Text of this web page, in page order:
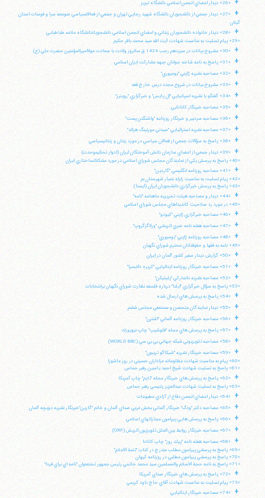
«26» ديدار اعضاي انجمن اسلامي دانشگاه تبريز
+
«27» ديدار جمعي از دانشجويان دانشگاه شهيد رجايي تهران و جمعي از فعالانسياسي صومعه سرا و فومنات استان
گيلان
+
«28» ديدار خانواده دانشجويان زنداني و اعضاي انجمن اسلامي دانشجوياندانشگاه علامه طباطبايي
«29» پيام تسليت به مناسبت شهادت آيت الله سيد محمد باقر حكيم
+ «30» مشروح بيانات در سيزدهم رجب 1424 ق سالروز ولادت با سعادت مولااميرالمؤمنين حضرت علي (ع)
+ «31» پاسخ به نامه شاخه جوانان جبهه مشاركت ايران اسلامي
+ «32» مصاحبه نشريه ژاپني "يوميوري"
+ «33» مشروح بيانات در شروع مجدد درس خارج فقه
+ «34» گفتگو با نشريه اسپانيايي "ال پايس" و خبرگزاري "رويترز"
+ «35» مصاحبه خبرنگار كانادايي
+ «36» مصاحبه سردبير و خبرنگار روزنامه "واشنگتن پست"
+ «37» مصاحبه نشريه استراليايي "سيدني مورنينگ هرالد"
+ «38» پاسخ به سؤالات جمعي از فعالان سياسي در مورد زندان و زندانيسياسي
+
«39» ديدار جمعي از اعضاي سازمان دانش آموختگان ايران (ادوار تحكيموحدت)
«40» پاسخ به پرسش يكي از نمايندگان مجلس شوراي اسلامي در مورد مشكلاتساختاري ايران
+
«41» مصاحبه روزنامه انگليسي "گاردين"
«42» پيام تسليت به مناسبت زلزله غمبار شهرستان بم
«43» پاسخ به پرسش خبرگزاري دانشجويان ايران (ايسنا)
+
«44» ديدار و مصاحبه هيئت تحريريه ماهنامه "نامه"
«45» در مورد رد صلاحيت كانديداهاي مجلس شوراي اسلامي
+ «46» مصاحبه خبرگزاري ژاپني "كيودو"
+ «47» مصاحبه هفته نامه خبري اتريشي "ورلاگزگروپ"
+
«48» مصاحبه روزنامه ژاپني "يوميوري"
«49» نامه به فقها و حقوقدانان محترم شوراي نگهبان
+ «50» گزارش ديدار سفير كشور آلمان در ايران
+ «51» مصاحبه خبرنگار روزنامه ايتاليايي "كريره دلايسرا"
+
«52» مصاحبه نشريه دانماركي "پليتيكن"
«53» پاسخ به سؤال خبرگزاري "ايلنا" درباره فلسفه نظارت شوراي نگهبان برانتخابات
+ «54» پاسخ به پرسش هاي ارسال شده
+ «55» ديدار نمايندگان متحصن و مستعفي مجلس ششم
+ «56» مصاحبه خبرنگار روزنامه آلماني "اشترن"
+ «57» پاسخ به پرسش هاي مجله "فلوشيپ" چاپ نيويورك
+ «58» مصاحبه تلويزيوني شبكه جهاني بي بي سي (WORLD BBC)
+
«59» مصاحبه خبرنگار نشريه "شيكاگو تريبون"
«60» پيام به مناسبت شهادت مظلومانه عزاداران حسيني در روز عاشورا
«61» پاسخ به تسليت شهادت شيخ احمد ياسين رهبر حماس
+
«62» پاسخ به پرسش هاي خبرنگار مجله "تايم" چاپ آمريكا
«63» پاسخ به تسليت شهادت عبدالعزيز رنتيسي رهبر حماس
+ «64» ديدار اعضاي انجمن دفاع از آزادي مطبوعات
+ «65» مصاحبه دكتر "ودگ" خبرنگار آلماني بخش غربي صداي آلمان و خانم "گارين"خبرنگار نشريه دويچه آلمان
+ «66» پاسخ به پرسش هايي پيرامون مجازاتهاي اسلامي
+ «67» مصاحبه خبرنگار روابط بين الملل تلويزيون اتريش (ORF)
+
«68» مصاحبه هفته نامه "پيك روز" چاپ كانادا
«69» پاسخ به پرسشي پيرامون مطلب مندرج در كتاب "تتمة الاعلام"
«70» پاسخ به پرسشي پيرامون مطلبي در روزنامه كيهان
«71» پاسخ به نامه حجة الاسلام والمسلمين سيد محمد خاتمي رئيس جمهور تحتعنوان "نامه اي براي فردا"
+
«72» پاسخ به پرسش هاي خبرنگار صداي آمريكا
«73» پيام تسليت به مناسبت شهادت آقاي حاج داود كريمي
+ «74» مصاحبه خبرنگار ايتاليايي
آیت‌الله منتظری
وب سایت رسمی آیت‌الله منتظری
ایران،قم،میدان مصلّی، بلوار شهید محمّد منتظری، كوچه
شماره ٨
کد پستی: 3713744381
تلفن 37740011-25-98+ تا 14
فکس37740015-25-98+